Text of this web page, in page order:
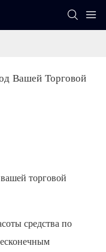
Вашей Торговой
средства по